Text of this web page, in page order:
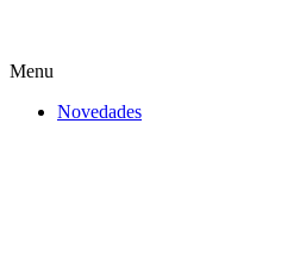
Menu
Novedades